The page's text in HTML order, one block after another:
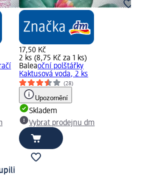
17,50 Kč
2 ks (8,75 Kč za 1 ks)
Baleaoční polštářky
Kaktusová voda, 2 ks
(28)
Upozornění
Skladem
Vybrat prodejnu dm